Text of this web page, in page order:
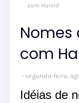
com Harold
com
segunda-feira,
Idéias de